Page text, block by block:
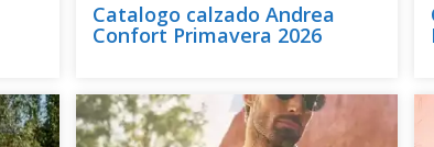
Catalogo calzado Andrea
Confort Primavera 2026